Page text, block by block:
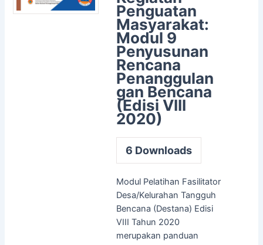
Penguatan
Masyarakat:
Modul 9
Penyusunan
Rencana
Penanggulan
gan Bencana
(Edisi VIII
2020)
6 Downloads
Modul Pelatihan Fasilitator
Desa/Kelurahan Tangguh
Bencana (Destana) Edisi
VIII Tahun 2020
merupakan panduan